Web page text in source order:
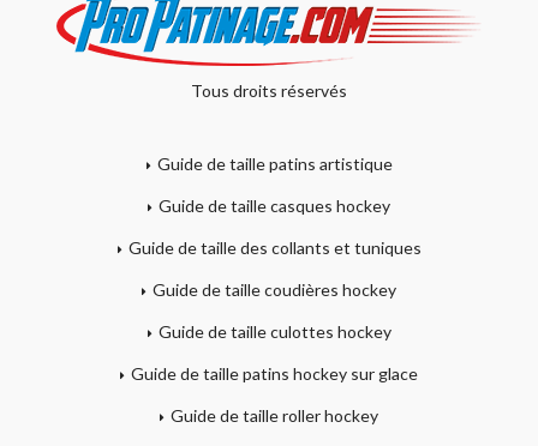
Tous droits réservés
Guide de taille patins artistique
Guide de taille casques hockey
Guide de taille des collants et tuniques
Guide de taille coudières hockey
Guide de taille culottes hockey
Guide de taille patins hockey sur glace
Guide de taille roller hockey